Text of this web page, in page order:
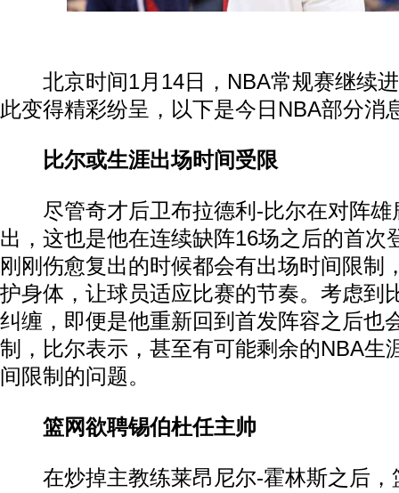
北京时间1月14日，NBA常规赛继续进
此变得精彩纷呈，以下是今日NBA部分消
比尔或生涯出场时间受限
尽管奇才后卫布拉德利-比尔在对阵雄
出，这也是他在连续缺阵16场之后的首次
刚刚伤愈复出的时候都会有出场时间限制
护身体，让球员适应比赛的节奏。考虑到
纠缠，即便是他重新回到首发阵容之后也
制，比尔表示，甚至有可能剩余的NBA生
间限制的问题。
篮网欲聘锡伯杜任主帅
在炒掉主教练莱昂尼尔-霍林斯之后，